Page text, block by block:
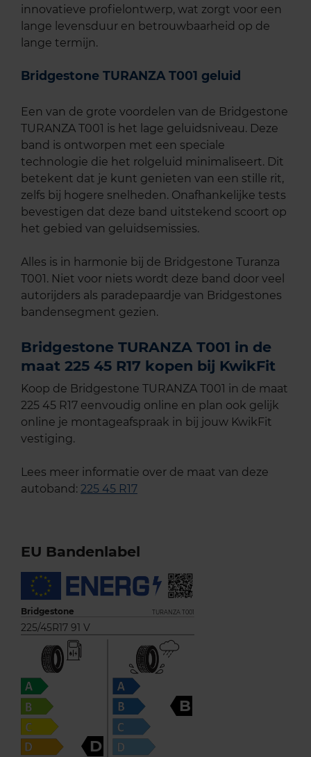
innovatieve profielontwerp, wat zorgt voor een
lange levensduur en betrouwbaarheid op de
lange termijn.
Bridgestone TURANZA T001 geluid
Een van de grote voordelen van de Bridgestone
TURANZA T001 is het lage geluidsniveau. Deze
band is ontworpen met een speciale
technologie die het rolgeluid minimaliseert. Dit
betekent dat je kunt genieten van een stille rit,
zelfs bij hogere snelheden. Onafhankelijke tests
bevestigen dat deze band uitstekend scoort op
het gebied van geluidsemissies.
Alles is in harmonie bij de Bridgestone Turanza
T001. Niet voor niets wordt deze band door veel
autorijders als paradepaardje van Bridgestones
bandensegment gezien.
Bridgestone TURANZA T001 in de
maat 225 45 R17 kopen bij KwikFit
Koop de Bridgestone TURANZA T001 in de maat
225 45 R17 eenvoudig online en plan ook gelijk
online je montageafspraak in bij jouw KwikFit
vestiging.
Lees meer informatie over de maat van deze
autoband: 225 45 R17
EU Bandenlabel
Bridgestone TURANZA T001
225/45R17 91 V
D
B